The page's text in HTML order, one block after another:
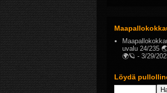
uvalu 24/235
🌍🪐 - 3/29/
Löydä